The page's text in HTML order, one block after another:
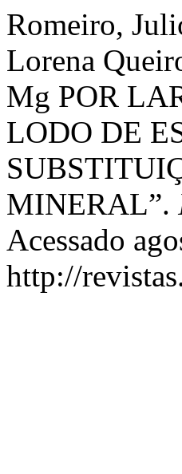
Romeiro,
Lorena
Mg POR
LODO DE
MINERAL”.
Acessado
http://